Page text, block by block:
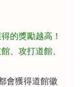
的獎勵越高！
、攻打道館、
會獲得道館徽